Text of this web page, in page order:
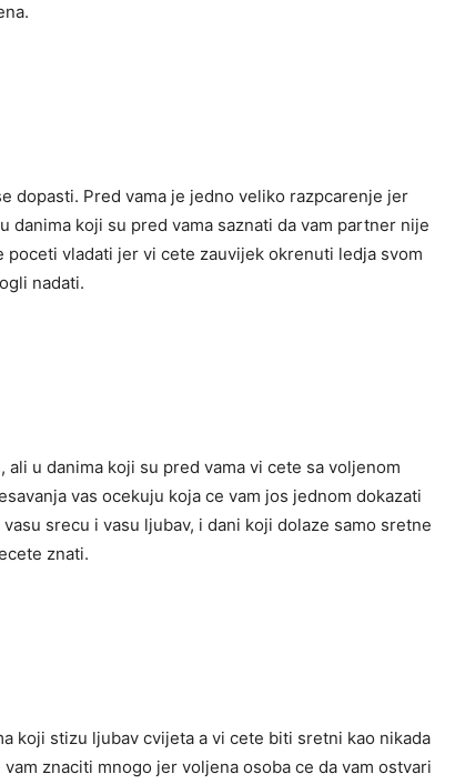
dopasti. Pred vama je jedno veliko razpcarenje jer
danima koji su pred vama saznati da vam partner nije
vladati jer vi cete zauvijek okrenuti ledja svom
nadati.
u danima koji su pred vama vi cete sa voljenom
vas ocekuju koja ce vam jos jednom dokazati
srecu i vasu ljubav, i dani koji dolaze samo sretne
znati.
koji stizu ljubav cvijeta a vi cete biti sretni kao nikada
znaciti mnogo jer voljena osoba ce da vam ostvari